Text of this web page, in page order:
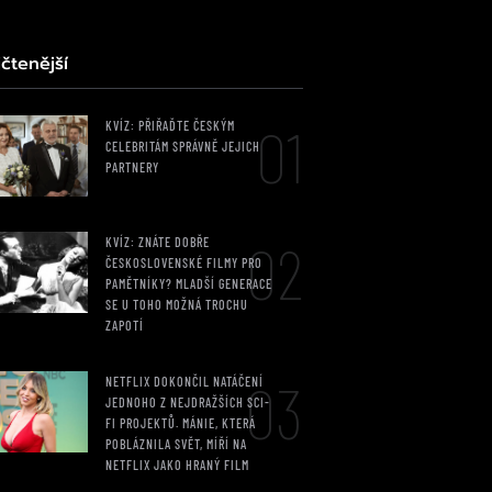
KVÍZ: PŘIŘAĎTE ČESKÝM
CELEBRITÁM SPRÁVNĚ JEJICH
PARTNERY
01
KVÍZ: ZNÁTE DOBŘE
ČESKOSLOVENSKÉ FILMY PRO
PAMĚTNÍKY? MLADŠÍ GENERACE
SE U TOHO MOŽNÁ TROCHU
ZAPOTÍ
02
NETFLIX DOKONČIL NATÁČENÍ
JEDNOHO Z NEJDRAŽŠÍCH SCI-
FI PROJEKTŮ. MÁNIE, KTERÁ
POBLÁZNILA SVĚT, MÍŘÍ NA
NETFLIX JAKO HRANÝ FILM
03